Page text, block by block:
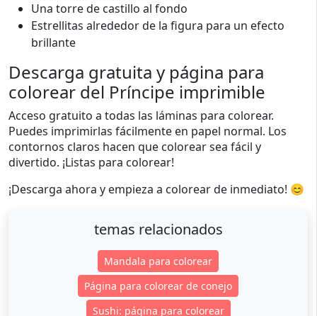
Una torre de castillo al fondo
Estrellitas alrededor de la figura para un efecto
brillante
Descarga gratuita y página para
colorear del Príncipe imprimible
Acceso gratuito a todas las láminas para colorear.
Puedes imprimirlas fácilmente en papel normal. Los
contornos claros hacen que colorear sea fácil y
divertido. ¡Listas para colorear!
¡Descarga ahora y empieza a colorear de inmediato! 😊
temas relacionados
Mandala para colorear
Página para colorear de conejo
Sushi: página para colorear